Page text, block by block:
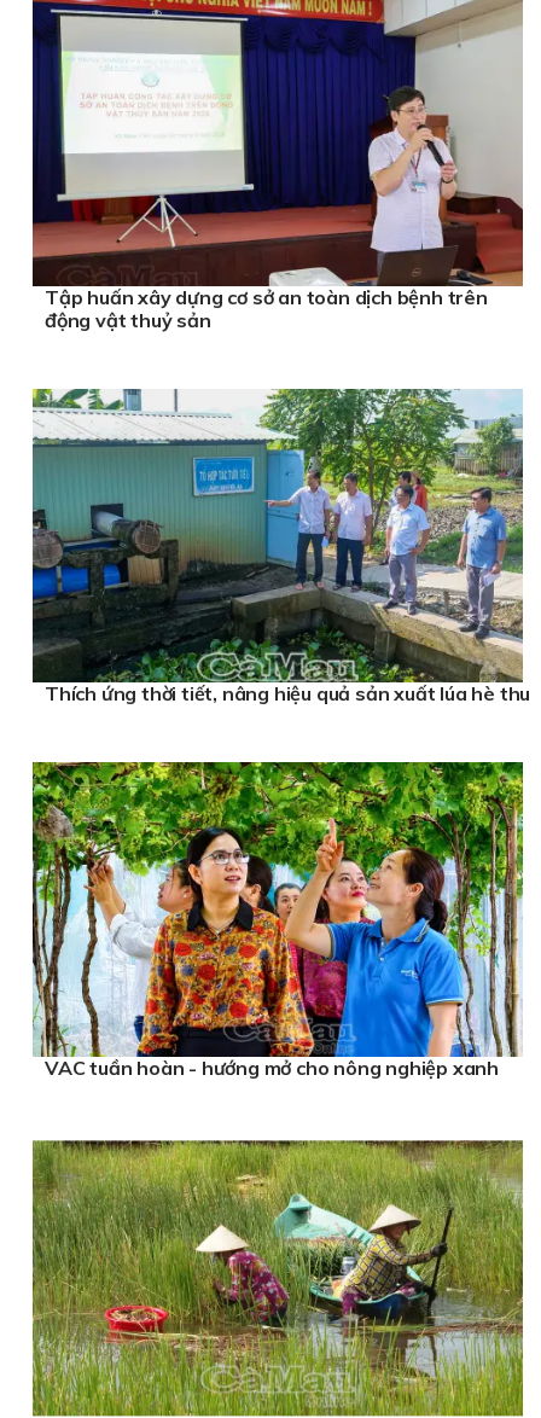
Tập huấn xây dựng cơ sở an toàn dịch bệnh trên
động vật thuỷ sản
Thích ứng thời tiết, nâng hiệu quả sản xuất lúa hè thu
VAC tuần hoàn - hướng mở cho nông nghiệp xanh